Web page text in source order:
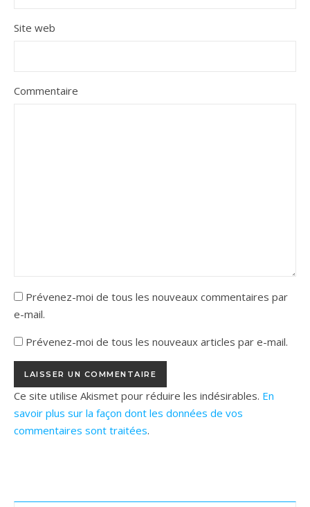
Site web
Commentaire
Prévenez-moi de tous les nouveaux commentaires par
e-mail.
Prévenez-moi de tous les nouveaux articles par e-mail.
Ce site utilise Akismet pour réduire les indésirables. En
savoir plus sur la façon dont les données de vos
commentaires sont traitées.